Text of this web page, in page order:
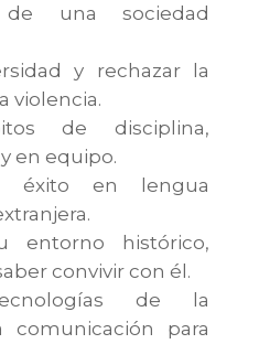
una sociedad
y rechazar la
violencia.
de disciplina,
en equipo.
éxito en lengua
entorno histórico,
convivir con él.
de la
comunicación para